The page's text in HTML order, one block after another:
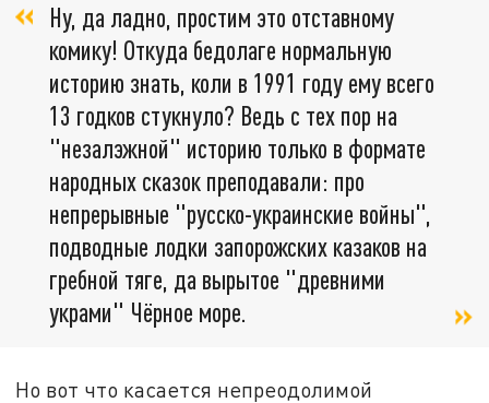
Ну, да ладно, простим это отставному
комику! Откуда бедолаге нормальную
историю знать, коли в 1991 году ему всего
13 годков стукнуло? Ведь с тех пор на
"незалэжной" историю только в формате
народных сказок преподавали: про
непрерывные "русско-украинские войны",
подводные лодки запорожских казаков на
гребной тяге, да вырытое "древними
украми" Чёрное море.
Но вот что касается непреодолимой